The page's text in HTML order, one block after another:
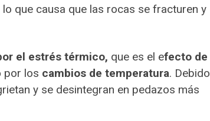
que causa que las rocas se fracturen y
el estrés térmico, que es el efecto de
por los cambios de temperatura.
y se desintegran en pedazos más